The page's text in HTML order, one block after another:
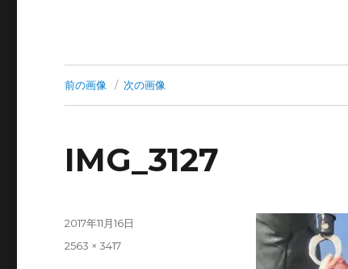
前の画像 次の画像
IMG_3127
投
2017年11月16日
フ
2563 × 3417